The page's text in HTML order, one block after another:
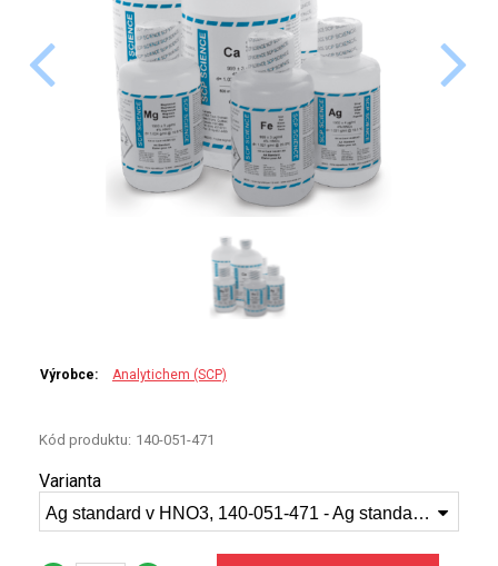
SHIMADZU
TELEDYNE LEEMAN
HORIBA (JOBIN YVONE)
APLIKACE CETAC
XRF
Výrobce: Analytichem (SCP)
Kód produktu: 140-051-471
Varianta
Ag standard v HNO3, 140-051-471 - Ag standard, 1000 ppm, 125 ml